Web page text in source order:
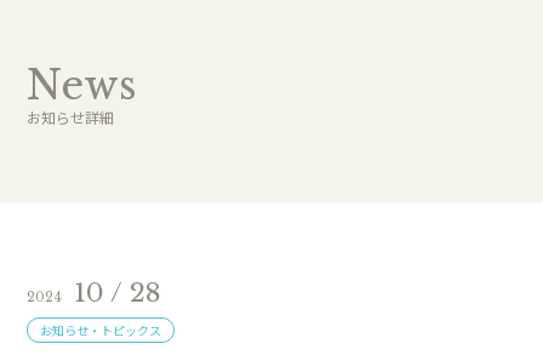
News
お知らせ詳細
2024 10 / 28
お知らせ・トピックス